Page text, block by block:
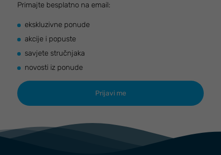
Primajte besplatno na email:
ekskluzivne ponude
akcije i popuste
savjete stručnjaka
novosti iz ponude